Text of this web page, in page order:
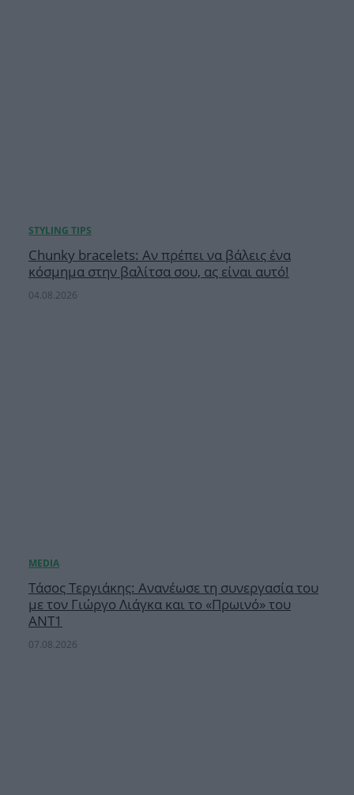
Chunky bracelets: Αν πρέπει να βάλεις ένα
κόσμημα στην βαλίτσα σου, ας είναι αυτό!
04.08.2026
Τάσος Τεργιάκης: Ανανέωσε τη συνεργασία του
με τον Γιώργο Λιάγκα και το «Πρωινό» του
ΑΝΤ1
07.08.2026